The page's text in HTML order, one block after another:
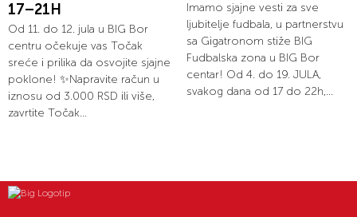
17–21H
Od 11. do 12. jula u BIG Bor
centru očekuje vas Točak
sreće i prilika da osvojite sjajne
poklone! ✨Napravite račun u
iznosu od 3.000 RSD ili više,
zavrtite Točak...
Imamo sjajne vesti za sve
ljubitelje fudbala, u partnerstvu
sa Gigatronom stiže BIG
Fudbalska zona u BIG Bor
centar! Od 4. do 19. JULA,
svakog dana od 17 do 22h,...